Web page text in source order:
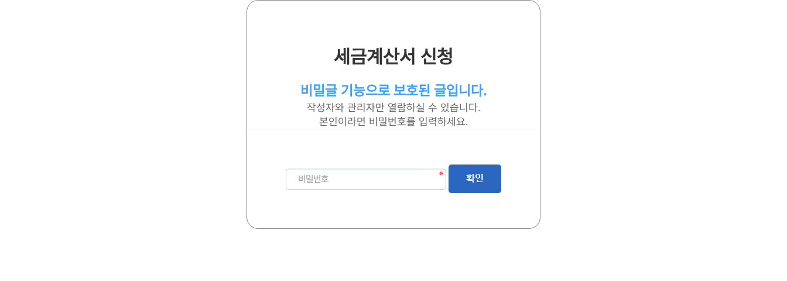
세금계산서 신청
비밀글 기능으로 보호된 글입니다.
작성자와 관리자만 열람하실 수 있습니다.
본인이라면 비밀번호를 입력하세요.